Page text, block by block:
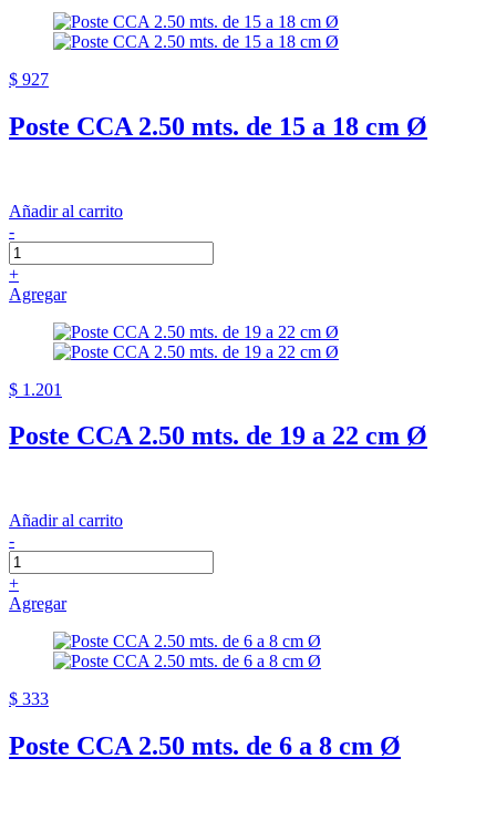
$ 927
Poste CCA 2.50 mts. de 15 a 18 cm Ø
Añadir al carrito
-
+
Agregar
$ 1.201
Poste CCA 2.50 mts. de 19 a 22 cm Ø
Añadir al carrito
-
+
Agregar
$ 333
Poste CCA 2.50 mts. de 6 a 8 cm Ø